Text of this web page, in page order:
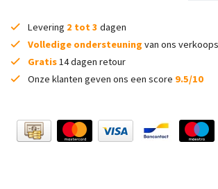
Levering 2 tot 3 dagen
Volledige ondersteuning van ons
Gratis14 dagen retour
Onze klanten geven ons een score 9.5/10